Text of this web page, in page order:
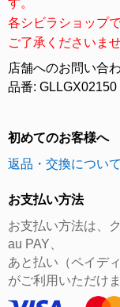
す。
各シビラショップ
ご了承くださいませ
店舗へのお問い合
品番: GLLGX02150
初めてのお客様へ
返品・交換について
お支払い方法
お支払い方法は、
au PAY、
あと払い（ペイデ
がご利用いただけま